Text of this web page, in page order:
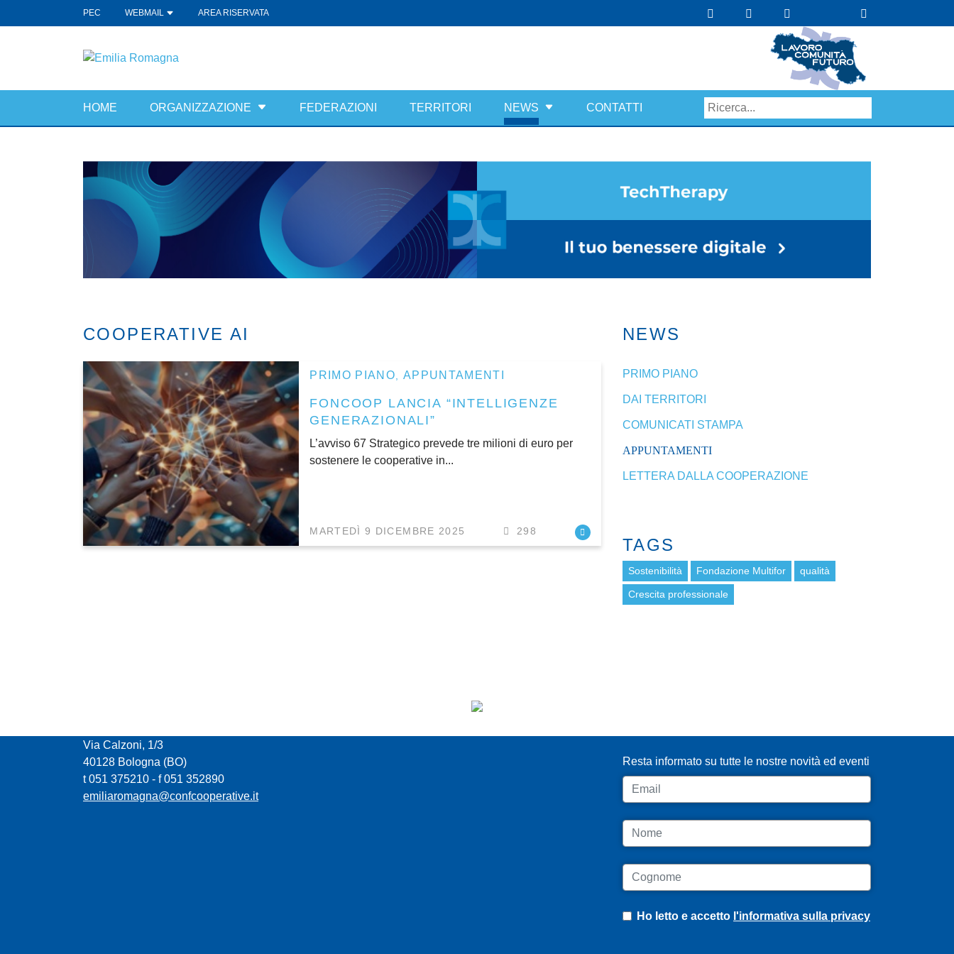
PEC WEBMAIL AREA RISERVATA
HOME ORGANIZZAZIONE FEDERAZIONI TERRITORI NEWS CONTATTI
COOPERATIVE AI
PRIMO PIANO, APPUNTAMENTI
FONCOOP LANCIA “INTELLIGENZE
GENERAZIONALI”
L’avviso 67 Strategico prevede tre milioni di euro per
sostenere le cooperative in...
MARTEDÌ 9 DICEMBRE 2025 298
NEWS
PRIMO PIANO
DAI TERRITORI
COMUNICATI STAMPA
APPUNTAMENTI
LETTERA DALLA COOPERAZIONE
TAGS
Sostenibilità Fondazione Multifor qualità
Crescita professionale
Resta informato su tutte le nostre novità ed eventi
Email
Nome
Cognome
Ho letto e accetto l'informativa sulla privacy
Via Calzoni, 1/3
40128 Bologna (BO)
t 051 375210 - f 051 352890
emiliaromagna@confcooperative.it